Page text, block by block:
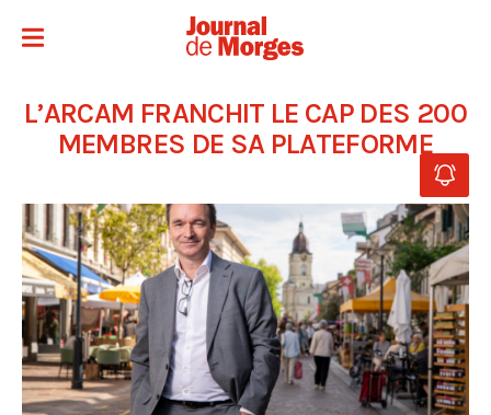
L’ARCAM FRANCHIT LE CAP DES 200
MEMBRES DE SA PLATEFORME